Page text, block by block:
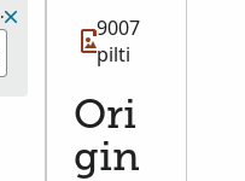
9007
pilti
Ori
gin